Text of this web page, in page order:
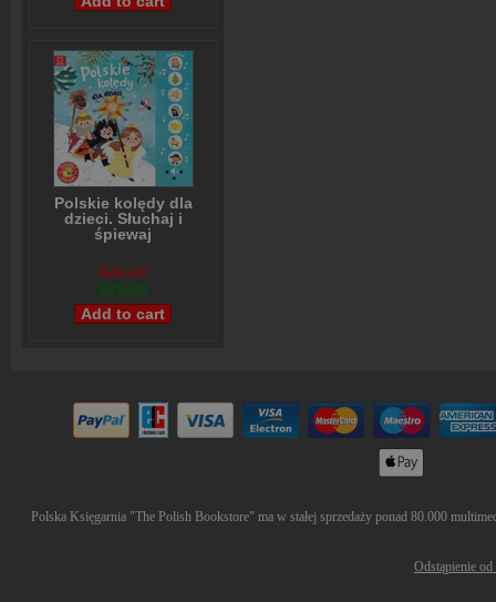
Polskie kolędy dla
dzieci. Słuchaj i
śpiewaj
$26,08
$25,08
Polska Księgarnia "The Polish Bookstore" ma w stałej sprzedaży ponad 80.000
Odstąpienie